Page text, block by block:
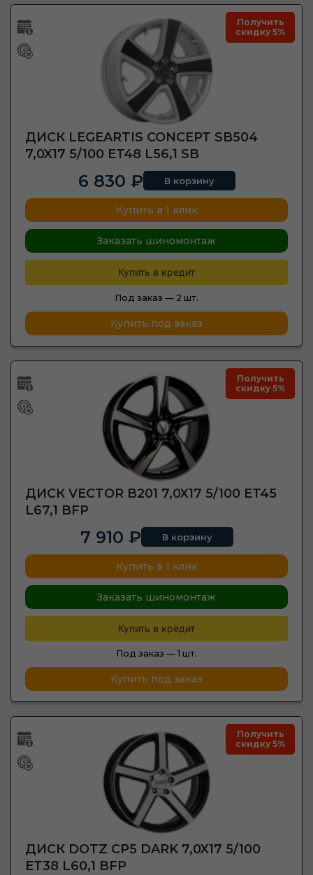
Получить
скидку 5%
ДИСК LEGEARTIS CONCEPT SB504
7,0X17 5/100 ET48 L56,1 SB
6 830 ₽ В корзину
Купить в 1 клик
Заказать шиномонтаж
Купить в кредит
Под заказ — 2 шт.
Купить под заказ
Получить
скидку 5%
ДИСК VECTOR B201 7,0X17 5/100 ET45
L67,1 BFP
7 910 ₽ В корзину
Купить в 1 клик
Заказать шиномонтаж
Купить в кредит
Под заказ — 1 шт.
Купить под заказ
Получить
скидку 5%
ДИСК DOTZ CP5 DARK 7,0X17 5/100
ET38 L60,1 BFP